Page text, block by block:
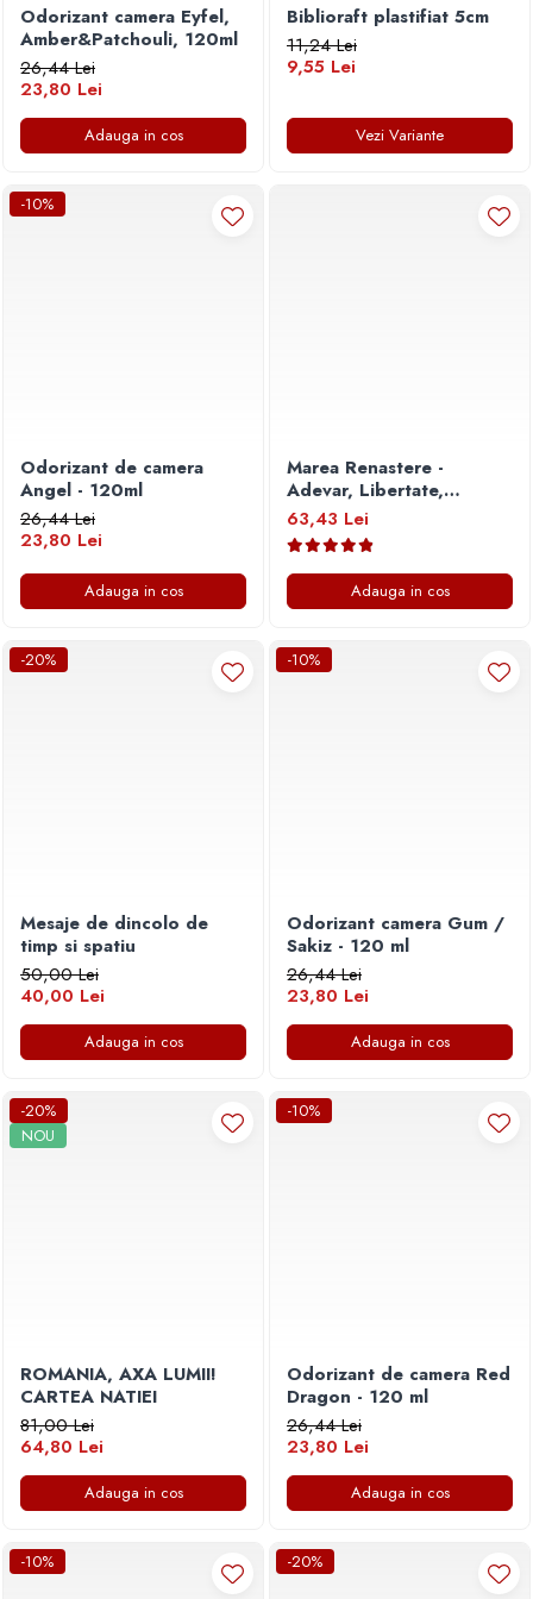
Odorizant camera Eyfel,
Amber&Patchouli, 120ml
26,44 Lei
23,80 Lei
Adauga in cos
Biblioraft plastifiat 5cm
11,24 Lei
9,55 Lei
Vezi Variante
-10%
Odorizant de camera
Angel - 120ml
26,44 Lei
23,80 Lei
Adauga in cos
Marea Renastere -
Adevar, Libertate,
Suveranitate
63,43 Lei
Adauga in cos
-20%
Mesaje de dincolo de
timp si spatiu
50,00 Lei
40,00 Lei
Adauga in cos
-10%
Odorizant camera Gum /
Sakiz - 120 ml
26,44 Lei
23,80 Lei
Adauga in cos
-20%
NOU
ROMANIA, AXA LUMII!
CARTEA NATIEI
81,00 Lei
64,80 Lei
Adauga in cos
-10%
Odorizant de camera Red
Dragon - 120 ml
26,44 Lei
23,80 Lei
Adauga in cos
-10% -20%